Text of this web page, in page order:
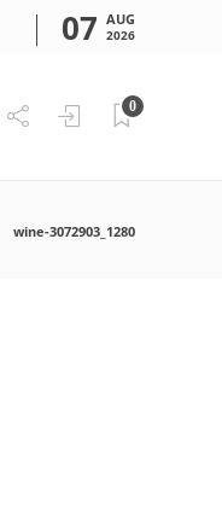
07 AUG
2026
0
wine-3072903_1280